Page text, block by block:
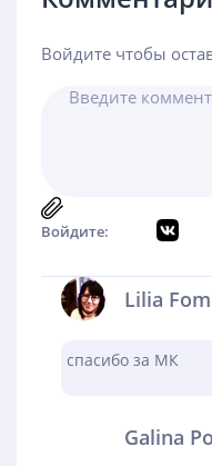
Войдите чтобы
Войдите:
Lilia
спасибо за МК
Galina